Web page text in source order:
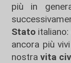
più in
Stato
ancora più
nostra vita